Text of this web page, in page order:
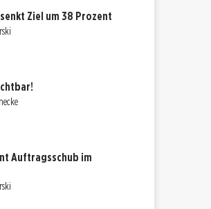
Ziel um 38 Prozent
Auftragsschub im